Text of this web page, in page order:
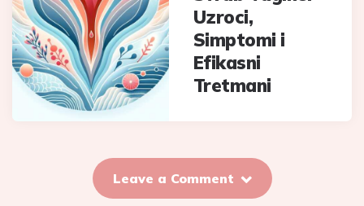
Uzroci,
Simptomi i
Efikasni
Tretmani
Leave a Comment